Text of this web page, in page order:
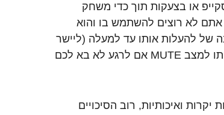
או בצעקות תוך כדי משחק
לא רוצים להשתמש בו והוא
של להעלות אותו עד למעלה (ליישר
קו עם הקשת מעל הראש) כדי להעביר אותו למצב MUTE אם לרגע לא בא לכם
ואיכותיות, רוב הסיכויים